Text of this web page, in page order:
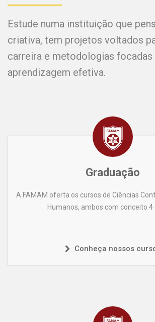
Estude numa instituição que
criativa, tem projetos voltados
carreira e metodologias focadas
aprendizagem efetiva.
Graduação
A FAMAM oferta os cursos de Ciências
Humanos, ambos com conceito 4
Conheça nossos